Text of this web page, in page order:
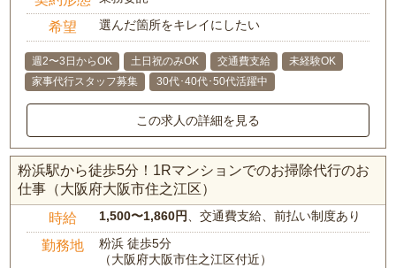
希望 選んだ箇所をキレイにしたい
週2〜3日からOK 土日祝のみOK 交通費支給
未経験OK
家事代行スタッフ募集
30代･40代･50代活躍中
この求人の詳細を見る
粉浜駅から徒歩5分！1Rマンションでのお掃除代行のお
仕事（大阪府大阪市住之江区）
時給 1,500〜1,860円、交通費支給、前払い制度あり
勤務地
粉浜 徒歩5分
（大阪府大阪市住之江区付近）